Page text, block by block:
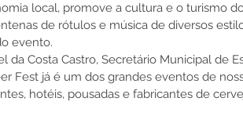
local, promove a cultura e o turismo
de rótulos e música de diversos
evento.
da Costa Castro, Secretário Municipal de
Fest já é um dos grandes eventos de
hotéis, pousadas e fabricantes de